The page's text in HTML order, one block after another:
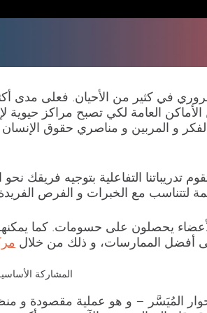
العامة لكي تصبح مراكز حيوية
و المربين و مناصري حقوق الإنسان
و المقاربات الناجحة حتى الآن لأكثر من 275 عضو، ستقوم تدريباتنا التفاعلية
الأعضاء يحصلون على حسومات. كما
أفضل الممارسات، و ذلك من خلال
المشاركة
المُيَسَّر – و هو عملية مقصودة و